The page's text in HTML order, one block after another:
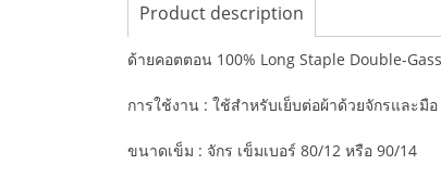
Product description
ด้ายคอตตอน 100% Long Staple Double-
การใช้งาน : ใช้สำหรับเย็บต่อผ้าด้วยจักรและมื
ขนาดเข็ม : จักร เข็มเบอร์ 80/12 หรือ 90/14